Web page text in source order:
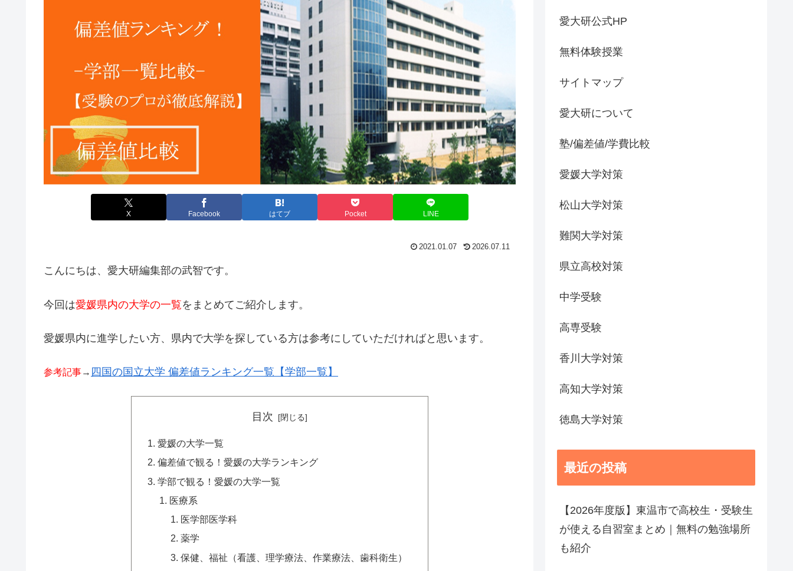
X Facebook はてブ Pocket LINE
2021.01.07 2026.07.11
こんにちは、愛大研編集部の武智です。
今回は愛媛県内の大学の一覧をまとめてご紹介します。
愛媛県内に進学したい方、県内で大学を探している方は参考にしていただければと思います。
参考記事→ 四国の国立大学 偏差値ランキング一覧【学部一覧】
目次
愛媛の大学一覧
偏差値で観る！愛媛の大学ランキング
学部で観る！愛媛の大学一覧
医療系
医学部医学科
薬学
保健、福祉（看護、理学療法、作業療法、歯科衛生）
愛大研公式HP
無料体験授業
サイトマップ
愛大研について
塾/偏差値/学費比較
愛媛大学対策
松山大学対策
難関大学対策
県立高校対策
中学受験
高専受験
香川大学対策
高知大学対策
徳島大学対策
最近の投稿
【2026年度版】東温市で高校生・受験生
が使える自習室まとめ｜無料の勉強場所
も紹介